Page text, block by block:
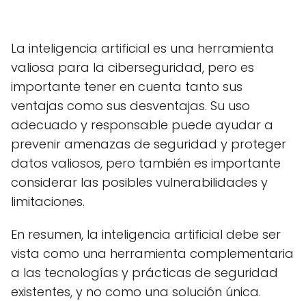
La inteligencia artificial es una herramienta
valiosa para la ciberseguridad, pero es
importante tener en cuenta tanto sus
ventajas como sus desventajas. Su uso
adecuado y responsable puede ayudar a
prevenir amenazas de seguridad y proteger
datos valiosos, pero también es importante
considerar las posibles vulnerabilidades y
limitaciones.
En resumen, la inteligencia artificial debe ser
vista como una herramienta complementaria
a las tecnologías y prácticas de seguridad
existentes, y no como una solución única.